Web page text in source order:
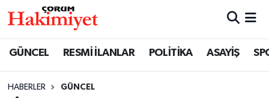
GÜNCEL RESMİ İLANLAR POLİTİKA ASAYİŞ
HABERLER GÜNCEL
Nöbetçi Eczaneler